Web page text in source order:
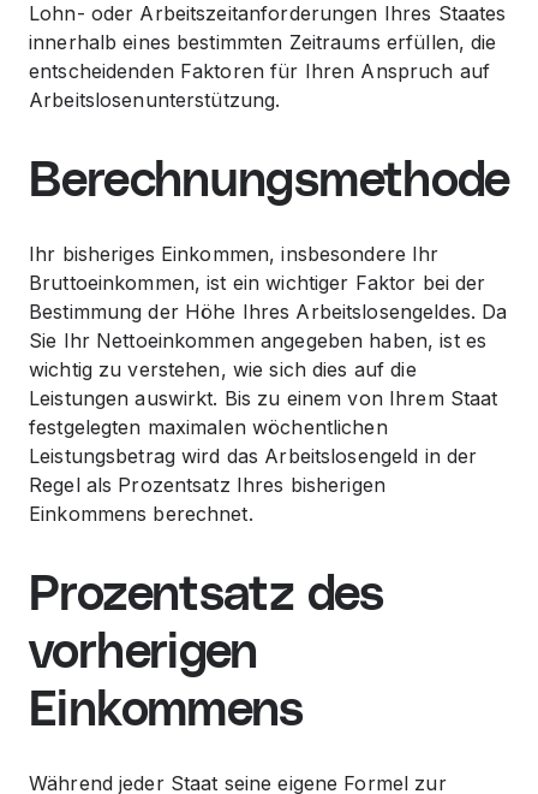
Lohn- oder Arbeitszeitanforderungen Ihres Staates
innerhalb eines bestimmten Zeitraums erfüllen, die
entscheidenden Faktoren für Ihren Anspruch auf
Arbeitslosenunterstützung.
Berechnungsmethode
Ihr bisheriges Einkommen, insbesondere Ihr
Bruttoeinkommen, ist ein wichtiger Faktor bei der
Bestimmung der Höhe Ihres Arbeitslosengeldes. Da
Sie Ihr Nettoeinkommen angegeben haben, ist es
wichtig zu verstehen, wie sich dies auf die
Leistungen auswirkt. Bis zu einem von Ihrem Staat
festgelegten maximalen wöchentlichen
Leistungsbetrag wird das Arbeitslosengeld in der
Regel als Prozentsatz Ihres bisherigen
Einkommens berechnet.
Prozentsatz des
vorherigen
Einkommens
Während jeder Staat seine eigene Formel zur